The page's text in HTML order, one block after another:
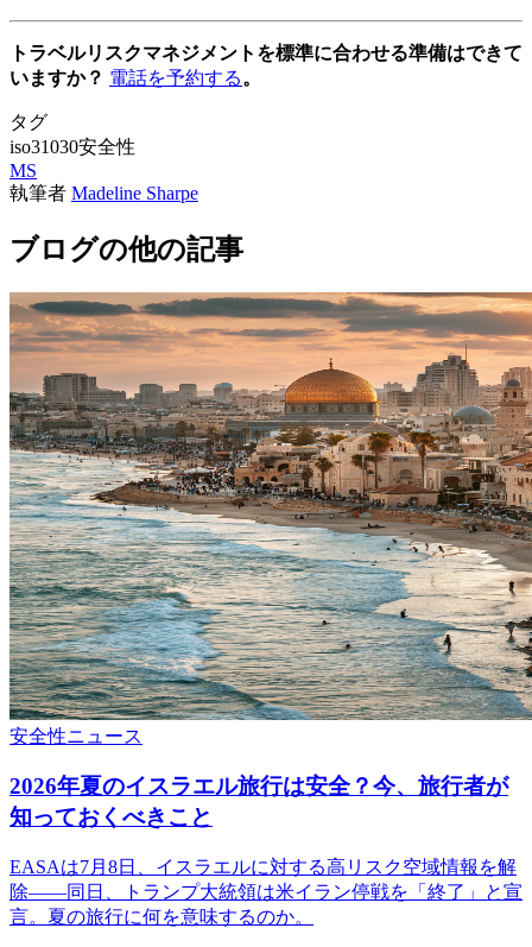
トラベルリスクマネジメントを標準に合わせる準備はできて
いますか？ 電話を予約する。
タグ
iso31030安全性
MS
執筆者 Madeline Sharpe
ブログの他の記事
安全性ニュース
2026年夏のイスラエル旅行は安全？今、旅行者が
知っておくべきこと
EASAは7月8日、イスラエルに対する高リスク空域情報を解
除——同日、トランプ大統領は米イラン停戦を「終了」と宣
言。夏の旅行に何を意味するのか。